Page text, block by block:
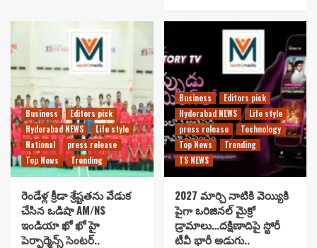
Business
Editors pick
Hyderabad NEWS
Life style
National
press release
Top News
Trending
రెండేళ్ల క్రీడా శ్రేష్టతను వేడుక
చేసిన ఒడిషా AM/NS
ఇండియా ఖో ఖో హై
పెర్ఫార్మెన్స్ సెంటర్..
Business
Editors pick
Hyderabad NEWS
Life style
press release
Technology
Top News
Trending
TS NEWS
2027 మార్చి నాటికి వెయ్యికి
పైగా ఒరిజినల్ మైక్రో
డ్రామాలు…దక్షిణాదిపై స్టోరీ
టీవీ భారీ అడుగు..